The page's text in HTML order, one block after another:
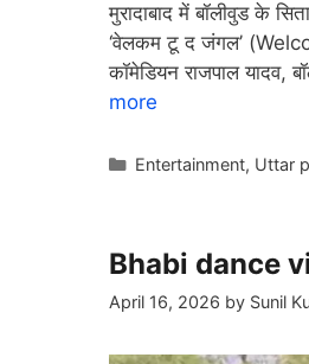
मुरादाबाद में बॉलीवुड के
‘वेलकम टू द जंगल’
कॉमेडियन राजपाल यादव,
more
Categories
Entertainment, Uttar
Bhabi dance
April 16, 2026 by Sunil